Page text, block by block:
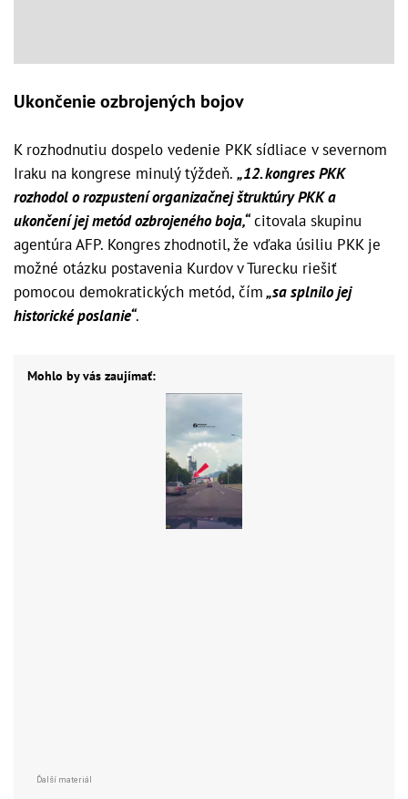
Ukončenie ozbrojených bojov
K rozhodnutiu dospelo vedenie PKK sídliace v severnom
Iraku na kongrese minulý týždeň. „12. kongres PKK
rozhodol o rozpustení organizačnej štruktúry PKK a
ukončení jej metód ozbrojeného boja,“citovala skupinu
agentúra AFP. Kongres zhodnotil, že vďaka úsiliu PKK je
možné otázku postavenia Kurdov v Turecku riešiť
pomocou demokratických metód, čím„sa splnilo jej
historické poslanie“.
Mohlo by vás zaujímať: